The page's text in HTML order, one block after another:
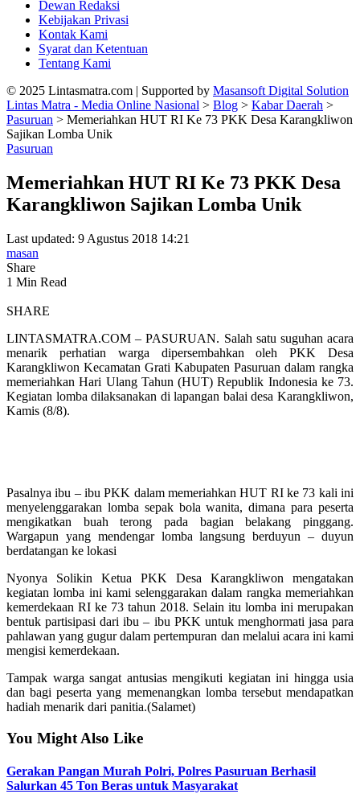
Dewan Redaksi
Kebijakan Privasi
Kontak Kami
Syarat dan Ketentuan
Tentang Kami
© 2025 Lintasmatra.com | Supported by Masansoft Digital Solution
Lintas Matra - Media Online Nasional > Blog > Kabar Daerah >
Pasuruan > Memeriahkan HUT RI Ke 73 PKK Desa Karangkliwon
Sajikan Lomba Unik
Pasuruan
Memeriahkan HUT RI Ke 73 PKK Desa
Karangkliwon Sajikan Lomba Unik
Last updated: 9 Agustus 2018 14:21
masan
Share
1 Min Read
SHARE
LINTASMATRA.COM – PASURUAN. Salah satu suguhan acara
menarik perhatian warga dipersembahkan oleh PKK Desa
Karangkliwon Kecamatan Grati Kabupaten Pasuruan dalam rangka
memeriahkan Hari Ulang Tahun (HUT) Republik Indonesia ke 73.
Kegiatan lomba dilaksanakan di lapangan balai desa Karangkliwon,
Kamis (8/8).
Pasalnya ibu – ibu PKK dalam memeriahkan HUT RI ke 73 kali ini
menyelenggarakan lomba sepak bola wanita, dimana para peserta
mengikatkan buah terong pada bagian belakang pinggang.
Wargapun yang mendengar lomba langsung berduyun – duyun
berdatangan ke lokasi
Nyonya Solikin Ketua PKK Desa Karangkliwon mengatakan
kegiatan lomba ini kami selenggarakan dalam rangka memeriahkan
kemerdekaan RI ke 73 tahun 2018. Selain itu lomba ini merupakan
bentuk partisipasi dari ibu – ibu PKK untuk menghormati jasa para
pahlawan yang gugur dalam pertempuran dan melalui acara ini kami
mengisi kemerdekaan.
Tampak warga sangat antusias mengikuti kegiatan ini hingga usia
dan bagi peserta yang memenangkan lomba tersebut mendapatkan
hadiah menarik dari panitia.(Salamet)
You Might Also Like
Gerakan Pangan Murah Polri, Polres Pasuruan Berhasil
Salurkan 45 Ton Beras untuk Masyarakat